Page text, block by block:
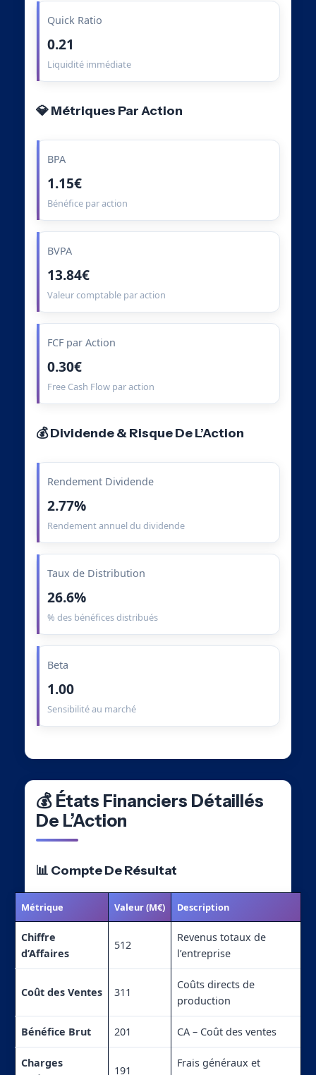
Quick Ratio
0.21
Liquidité immédiate
💎 Métriques Par Action
BPA
1.15€
Bénéfice par action
BVPA
13.84€
Valeur comptable par action
FCF par Action
0.30€
Free Cash Flow par action
💰 Dividende & Risque De L’Action
Rendement Dividende
2.77%
Rendement annuel du dividende
Taux de Distribution
26.6%
% des bénéfices distribués
Beta
1.00
Sensibilité au marché
💰 États Financiers Détaillés
De L’Action
📊 Compte De Résultat
Métrique Valeur (M€) Description
Chiffre
d’Affaires
512
Revenus totaux de
l’entreprise
Coût des Ventes 311
Coûts directs de
production
Bénéfice Brut 201 CA – Coût des ventes
Charges
191
Frais généraux et